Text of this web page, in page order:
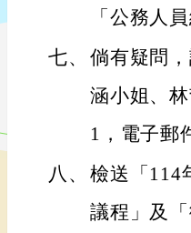
「公務人
七、 倘有疑問
涵小姐、
1，電子郵
八、 檢送「114
議程」及